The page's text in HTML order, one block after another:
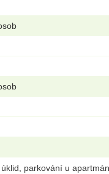
parkování u